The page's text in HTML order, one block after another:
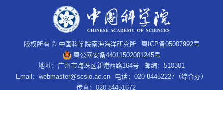
版权所有 © 中国科学院南海海洋研究所
粤ICP备05007992号
粤公网安备44011502001245号
地址：广州市海珠区新港西路164号
邮编：510301
Email： webmaster@scsio.ac.cn
电话：020-84452227（综合办）
传真：020-84451672